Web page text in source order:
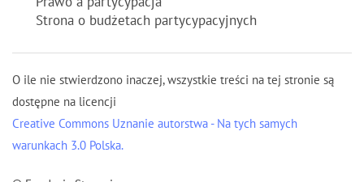
Strona o budżetach partycypacyjnych
O ile nie stwierdzono inaczej, wszystkie treści na tej stronie są
dostępne na licencji
Creative Commons Uznanie autorstwa - Na tych samych
warunkach 3.0 Polska.